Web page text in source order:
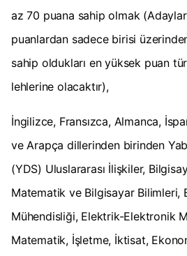
az 70 puana sahip olmak
puanlardan sadece birisi
sahip oldukları en yüksek puan
lehlerine olacaktır),
İngilizce, Fransızca, Almanca,
ve Arapça dillerinden birinden
(YDS) Uluslararası İlişkiler,
Matematik ve Bilgisayar Bilimleri,
Mühendisliği, Elektrik-Elektronik
Matematik, İşletme, İktisat,